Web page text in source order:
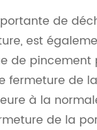
de
est
de
fermeture de
à la
de la